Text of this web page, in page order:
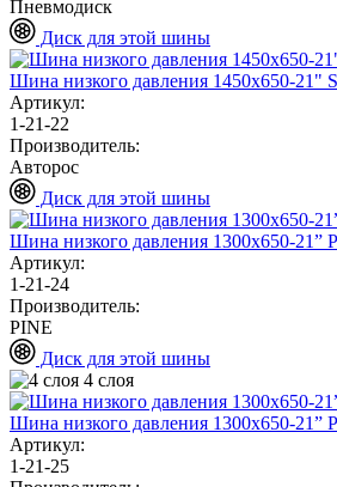
Пневмодиск
Диск для этой шины
Шина низкого давления 1450х650-21"
Артикул:
1-21-22
Производитель:
Авторос
Диск для этой шины
Шина низкого давления 1300х650-21”
Артикул:
1-21-24
Производитель:
PINE
Диск для этой шины
4 слоя
Шина низкого давления 1300х650-21”
Артикул:
1-21-25